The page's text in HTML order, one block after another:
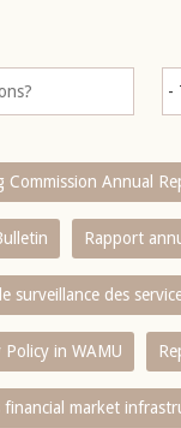
Commission Annual
Rapport
surveillance des
in WAMU
financial market